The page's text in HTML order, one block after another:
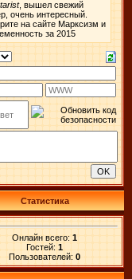
Статистика
Онлайн всего: 1
Гостей: 1
Пользователей: 0